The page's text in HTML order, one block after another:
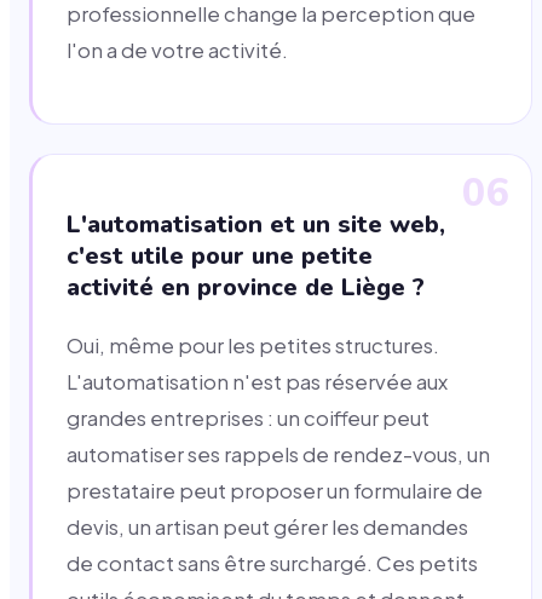
professionnelle change la perception que
l'on a de votre activité.
06
L'automatisation et un site web,
c'est utile pour une petite
activité en province de Liège ?
Oui, même pour les petites structures.
L'automatisation n'est pas réservée aux
grandes entreprises : un coiffeur peut
automatiser ses rappels de rendez-vous, un
prestataire peut proposer un formulaire de
devis, un artisan peut gérer les demandes
de contact sans être surchargé. Ces petits